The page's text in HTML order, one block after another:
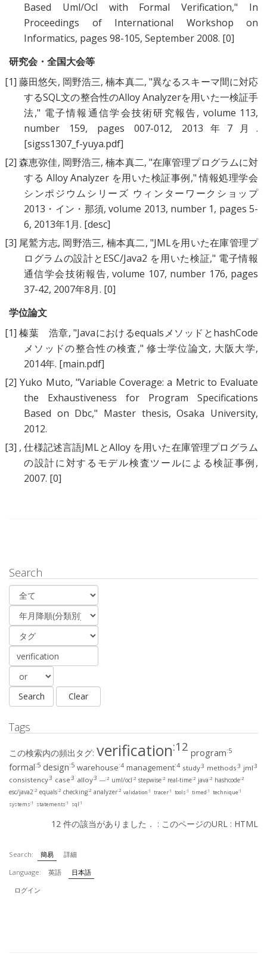
Based Uml/Ocl with Formal Verification," In
Proceedings of International Workshop on
Informatics, pages 98-105, September 2008. [0]
研究会・全国大会等
[1] 藤田悠矢, 岡野浩三,楠本真二, "異なるスキーマ間に対応
するSQL文の整合性のAlloy Analyzerを用いた一検証手
法," 電子情報通信学会技術研究報告, volume 113,
number 159, pages 007-012, 2013年7月.
[sigss1307_f-yuya.pdf]
[2] 森恵弥佳, 岡野浩三,楠本真二, "在庫管理プログラムに対
する Alloy Analyzer を用いた検証事例," 情報処理学会
シンポジウムシリーズ ウィンターワークショップ
2013・イン・那須, volume 2013, number 1, pages 5-
6, 2013年1月. [desc]
[3] 尾鷲方志, 岡野浩三, 楠本真二, "JMLを用いた在庫管理プ
ログラムの設計とESC/Java2 を用いた検証," 電子情報
通信学会技術報告, volume 107, number 176, pages
37-42, 2007年8月. [0]
学位論文
[1] 榛葉 浩章, "JavaにおけるequalsメソッドとhashCode
メソッドの整合性の検査," 修士学位論文, 大阪大学,
2014年. [main.pdf]
[2] Yuko Muto, "Variable Coverage: a Metric to Evaluate
the Exhaustiveness for Program Specifications
Based on Dbc," Master thesis, Osaka University,
2012.
[3] ,仕様記述言語JMLとAlloy を用いた在庫管理プログラム
の設計に対するモデル検査ツールによる検証事例,
2007. [0]
Search
Tags
この検索内の頻出タグ: verification:12 program:5
formal:5 design:5 warehouse:4 management:4 study:3 methods:3 jml:3
consistency:3 case:3 alloy:3 ―:2 uml/ocl:2 stepwise:2 real-time:2 java:2 hashcode:2
esc/java2:2 equals:2 checking:2 analyzer:2 validation:1 tracer:1 tools:1 timed:1 technique:1
systems:1 statements:1 sql:1
12 件の該当がありました． : このページのURL : HTML
Search: 簡易
詳細
Language:
英語
日本語
ログイン